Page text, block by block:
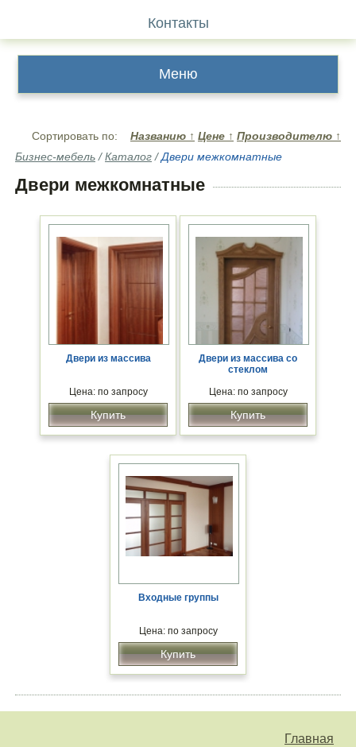
Контакты
Меню
Сортировать по: Названию ↑ Цене ↑ Производителю ↑
Бизнес-мебель /Каталог /Двери межкомнатные
Двери межкомнатные
Двери из массива
Цена: по запросу
Купить
Двери из массива со
стеклом
Цена: по запросу
Купить
Входные группы
Цена: по запросу
Купить
Главная